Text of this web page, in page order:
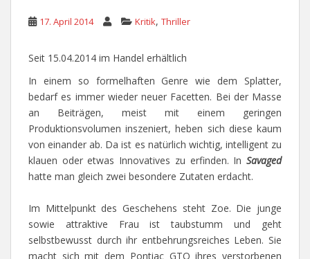
17. April 2014 Kritik, Thriller
Seit 15.04.2014 im Handel erhältlich
In einem so formelhaften Genre wie dem Splatter,
bedarf es immer wieder neuer Facetten. Bei der Masse
an Beiträgen, meist mit einem geringen
Produktionsvolumen inszeniert, heben sich diese kaum
von einander ab. Da ist es natürlich wichtig, intelligent zu
klauen oder etwas Innovatives zu erfinden. In Savaged
hatte man gleich zwei besondere Zutaten erdacht.
Im Mittelpunkt des Geschehens steht Zoe. Die junge
sowie attraktive Frau ist taubstumm und geht
selbstbewusst durch ihr entbehrungsreiches Leben. Sie
macht sich mit dem Pontiac GTO ihres verstorbenen